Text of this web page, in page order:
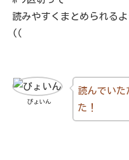
読みやすくまとめられる
((
ぴょいん
読んでいた
た！